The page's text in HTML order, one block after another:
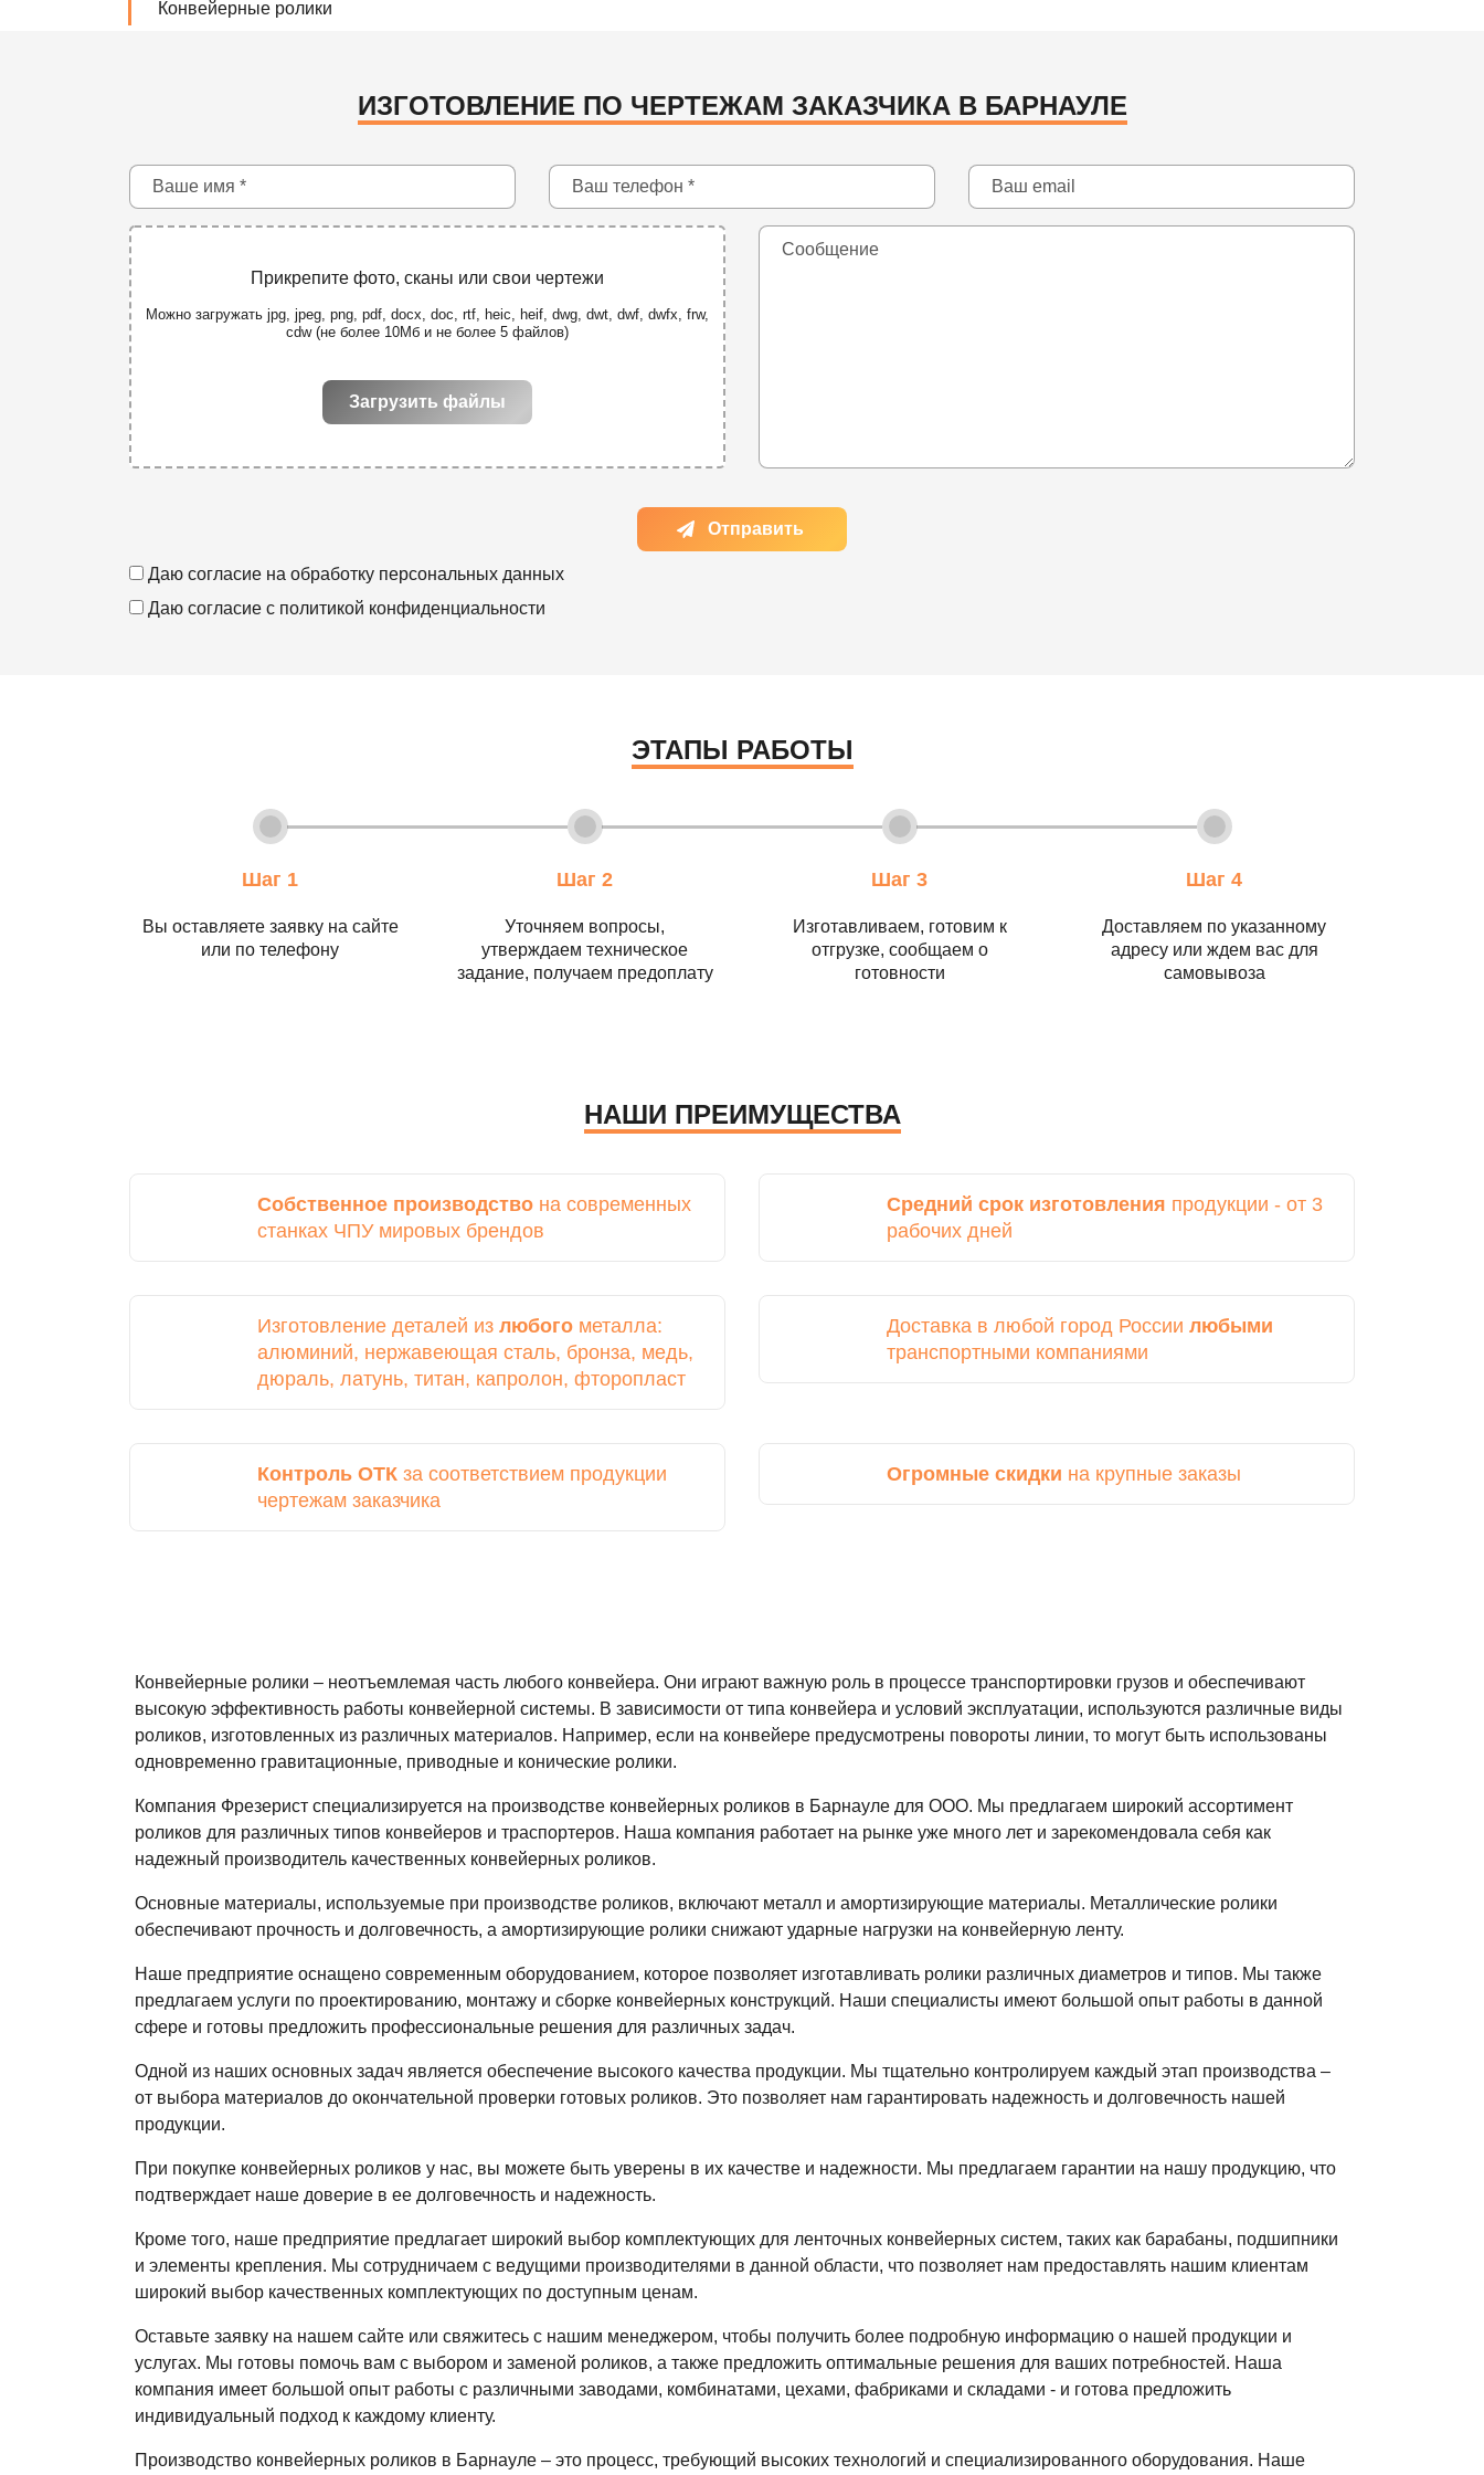
Конвейерные ролики
ИЗГОТОВЛЕНИЕ ПО ЧЕРТЕЖАМ ЗАКАЗЧИКА В БАРНАУЛЕ
Прикрепите фото, сканы или свои чертежи
Можно загружать jpg, jpeg, png, pdf, docx, doc, rtf, heic, heif, dwg, dwt, dwf, dwfx, frw,
cdw (не более 10Мб и не более 5 файлов)
Загрузить файлы
Отправить
Даю согласие на обработку персональных данных
Даю согласие с политикой конфиденциальности
ЭТАПЫ РАБОТЫ
Шаг 1
Вы оставляете заявку на сайте
или по телефону
Шаг 2
Уточняем вопросы,
утверждаем техническое
задание, получаем предоплату
Шаг 3
Изготавливаем, готовим к
отгрузке, сообщаем о
готовности
Шаг 4
Доставляем по указанному
адресу или ждем вас для
самовывоза
НАШИ ПРЕИМУЩЕСТВА
Собственное производство на современных
станках ЧПУ мировых брендов
Средний срок изготовления продукции - от 3
рабочих дней
Изготовление деталей из любого металла:
алюминий, нержавеющая сталь, бронза, медь,
дюраль, латунь, титан, капролон, фторопласт
Доставка в любой город России любыми
транспортными компаниями
Контроль ОТК за соответствием продукции
чертежам заказчика
Огромные скидки на крупные заказы
Конвейерные ролики – неотъемлемая часть любого конвейера. Они играют важную роль в процессе транспортировки грузов и обеспечивают
высокую эффективность работы конвейерной системы. В зависимости от типа конвейера и условий эксплуатации, используются различные виды
роликов, изготовленных из различных материалов. Например, если на конвейере предусмотрены повороты линии, то могут быть использованы
одновременно гравитационные, приводные и конические ролики.
Компания Фрезерист специализируется на производстве конвейерных роликов в Барнауле для ООО. Мы предлагаем широкий ассортимент
роликов для различных типов конвейеров и траспортеров. Наша компания работает на рынке уже много лет и зарекомендовала себя как
надежный производитель качественных конвейерных роликов.
Основные материалы, используемые при производстве роликов, включают металл и амортизирующие материалы. Металлические ролики
обеспечивают прочность и долговечность, а амортизирующие ролики снижают ударные нагрузки на конвейерную ленту.
Наше предприятие оснащено современным оборудованием, которое позволяет изготавливать ролики различных диаметров и типов. Мы также
предлагаем услуги по проектированию, монтажу и сборке конвейерных конструкций. Наши специалисты имеют большой опыт работы в данной
сфере и готовы предложить профессиональные решения для различных задач.
Одной из наших основных задач является обеспечение высокого качества продукции. Мы тщательно контролируем каждый этап производства –
от выбора материалов до окончательной проверки готовых роликов. Это позволяет нам гарантировать надежность и долговечность нашей
продукции.
При покупке конвейерных роликов у нас, вы можете быть уверены в их качестве и надежности. Мы предлагаем гарантии на нашу продукцию, что
подтверждает наше доверие в ее долговечность и надежность.
Кроме того, наше предприятие предлагает широкий выбор комплектующих для ленточных конвейерных систем, таких как барабаны, подшипники
и элементы крепления. Мы сотрудничаем с ведущими производителями в данной области, что позволяет нам предоставлять нашим клиентам
широкий выбор качественных комплектующих по доступным ценам.
Оставьте заявку на нашем сайте или свяжитесь с нашим менеджером, чтобы получить более подробную информацию о нашей продукции и
услугах. Мы готовы помочь вам с выбором и заменой роликов, а также предложить оптимальные решения для ваших потребностей. Наша
компания имеет большой опыт работы с различными заводами, комбинатами, цехами, фабриками и складами - и готова предложить
индивидуальный подход к каждому клиенту.
Производство конвейерных роликов в Барнауле – это процесс, требующий высоких технологий и специализированного оборудования. Наше